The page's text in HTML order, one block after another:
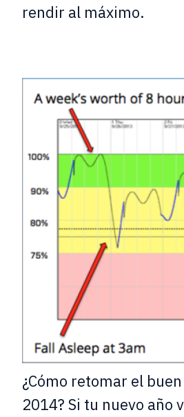
rendir al máximo.
¿Cómo retomar el
2014? Si tu nuevo año